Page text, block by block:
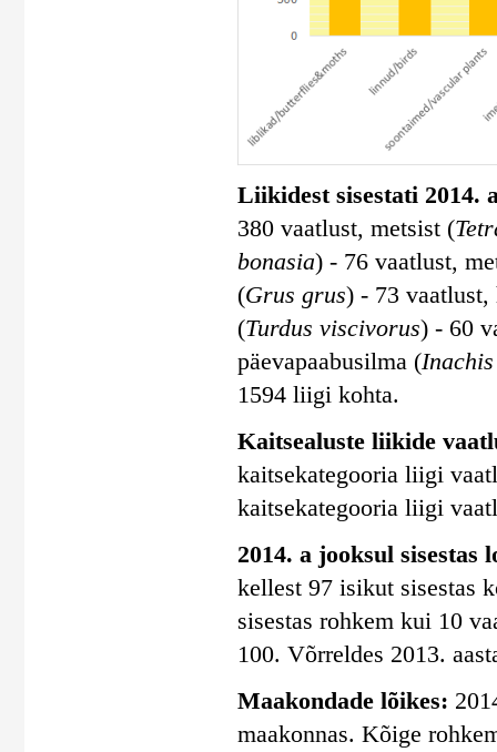
Liikidest sisestati 2014.
380 vaatlust, metsist (
bonasia) - 76 vaatlust,
(Grus grus) - 73 vaatlust,
(Turdus viscivorus) - 60
päevapaabusilma (
1594 liigi kohta.
Kaitsealuste liikide
kaitsekategooria liigi
kaitsekategooria liigi
2014. a jooksul sisestas
kellest 97 isikut sisestas
sisestas rohkem kui 10
100. Võrreldes 2013.
Maakondade lõikes:
maakonnas. Kõige